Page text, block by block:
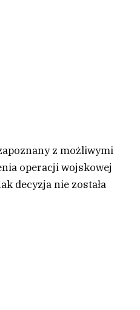
z możliwymi
operacji wojskowej
decyzja nie została